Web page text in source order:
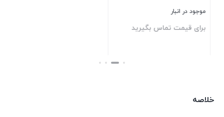
موجود در انبار
برای قیمت تماس بگیرید
خلاصه